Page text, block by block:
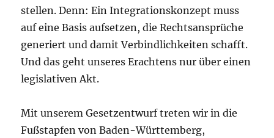
stellen. Denn: Ein Integrationskonzept muss
auf eine Basis aufsetzen, die Rechtsansprüche
generiert und damit Verbindlichkeiten schafft.
Und das geht unseres Erachtens nur über einen
legislativen Akt.
Mit unserem Gesetzentwurf treten wir in die
Fußstapfen von Baden-Württemberg,